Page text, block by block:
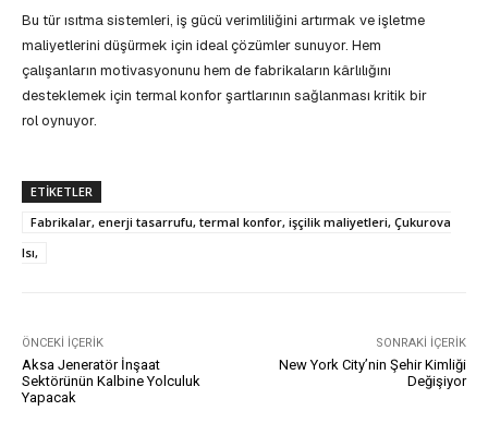
Bu tür ısıtma sistemleri, iş gücü verimliliğini artırmak ve işletme
maliyetlerini düşürmek için ideal çözümler sunuyor. Hem
çalışanların motivasyonunu hem de fabrikaların kârlılığını
desteklemek için termal konfor şartlarının sağlanması kritik bir
rol oynuyor.
ETIKETLER
Fabrikalar, enerji tasarrufu, termal konfor, işçilik maliyetleri, Çukurova
Isı,
ÖNCEKI İÇERIK
Aksa Jeneratör İnşaat
Sektörünün Kalbine Yolculuk
Yapacak
SONRAKI İÇERIK
New York City’nin Şehir Kimliği
Değişiyor